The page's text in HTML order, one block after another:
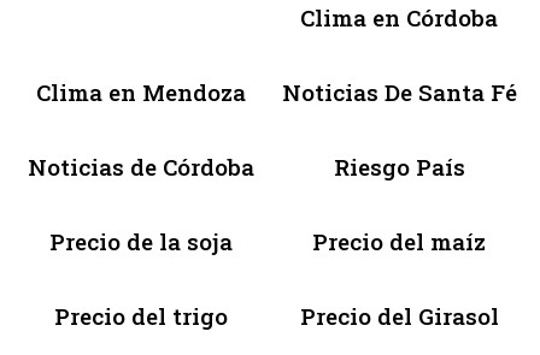
Clima en Córdoba
Clima en Mendoza Noticias De Santa Fé
Noticias de Córdoba Riesgo País
Precio de la soja Precio del maíz
Precio del trigo Precio del Girasol